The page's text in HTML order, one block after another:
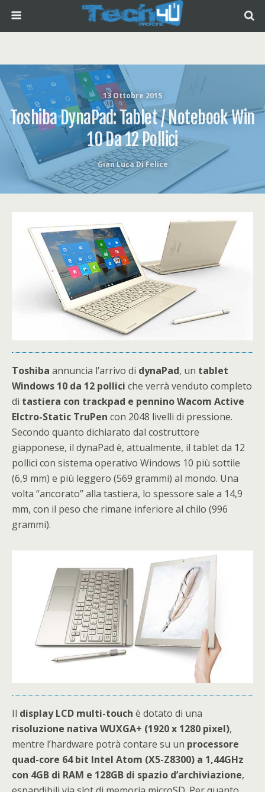
13 Ottobre 2015
Toshiba DynaPad: Tablet / Notebook Win
10 Da 12 Pollici
Gian Luca Di Felice
Toshiba annuncia l’arrivo di dynaPad, un tablet
Windows 10 da 12 pollici che verrà venduto completo
di tastiera con trackpad e pennino Wacom Active
Elctro-Static TruPen con 2048 livelli di pressione.
Secondo quanto dichiarato dal costruttore
giapponese, il dynaPad è, attualmente, il tablet da 12
pollici con sistema operativo Windows 10 più sottile
(6,9 mm) e più leggero (569 grammi) al mondo. Una
volta “ancorato” alla tastiera, lo spessore sale a 14,9
mm, con il peso che rimane inferiore al chilo (996
grammi).
Il display LCD multi-touch è dotato di una
risoluzione nativa WUXGA+ (1920 x 1280 pixel),
mentre l’hardware potrà contare su un processore
quad-core 64 bit Intel Atom (X5-Z8300) a 1,44GHz
con 4GB di RAM e 128GB di spazio d’archiviazione,